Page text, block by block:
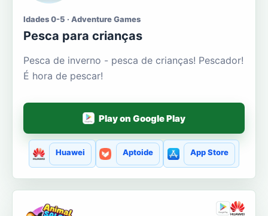
Idades 0-5 · Adventure Games
Pesca para crianças
Pesca de inverno - pesca de crianças! Pescador!
É hora de pescar!
Play on Google Play
Huawei Aptoide App Store